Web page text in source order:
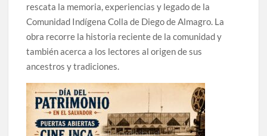
rescata la memoria, experiencias y legado de la
Comunidad Indígena Colla de Diego de Almagro. La
obra recorre la historia reciente de la comunidad y
también acerca a los lectores al origen de sus
ancestros y tradiciones.